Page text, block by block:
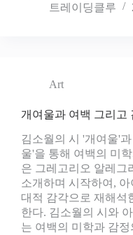
트레이딩클루
Art
개여울과 여백 그리고
김소월의 시 '개여울'
울'을 통해 여백의 미
은 그레고리오 알레그
소개하며 시작하여,
대적 감각으로 재해석
한다. 김소월의 시와
는 여백의 미학과 감